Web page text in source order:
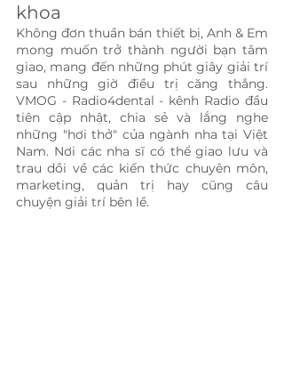
khoa
Không đơn thuần bán thiết bị, Anh & Em
mong muốn trở thành người bạn tâm
giao, mang đến những phút giây giải trí
sau những giờ điều trị căng thẳng.
VMOG - Radio4dental - kênh Radio đầu
tiên cập nhật, chia sẻ và lắng nghe
những "hơi thở" của ngành nha tại Việt
Nam. Nơi các nha sĩ có thể giao lưu và
trau dồi về các kiến thức chuyên môn,
marketing, quản trị hay cũng câu
chuyện giải trí bên lề.